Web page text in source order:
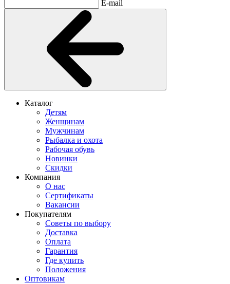
E-mail
Каталог
Детям
Женщинам
Мужчинам
Рыбалка и охота
Рабочая обувь
Новинки
Скидки
Компания
О нас
Сертификаты
Вакансии
Покупателям
Советы по выбору
Доставка
Оплата
Гарантия
Где купить
Положения
Оптовикам